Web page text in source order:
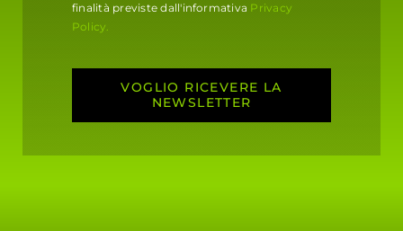
finalità previste dall'informativa Privacy
Policy.
VOGLIO RICEVERE LA
NEWSLETTER